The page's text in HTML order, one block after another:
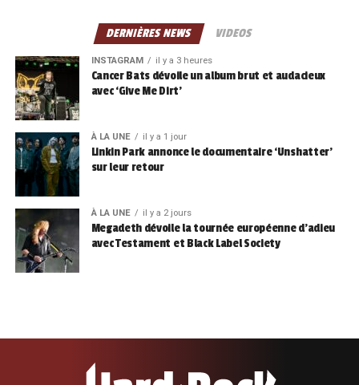
DERNIÈRES NEWS VIDEOS
INSTAGRAM il y a 3 heures
Cancer Bats dévoile un album brut et audacieux
avec ‘Give Me Dirt’
À LA UNE il y a 1 jour
Linkin Park annonce le documentaire ‘Unshatter’
sur leur retour
À LA UNE il y a 2 jours
Megadeth dévoile la tournée européenne d’adieu
avec Testament et Black Label Society